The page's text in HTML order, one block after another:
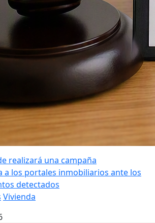
realizará una campaña
a los portales inmobiliarios ante los
detectados
Vivienda